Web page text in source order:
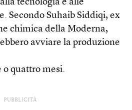
tecnologia e alle
Secondo Suhaib Siddiqi, ex
chimica della Moderna,
avviare la produzione
quattro mesi.
PUBBLICITÀ